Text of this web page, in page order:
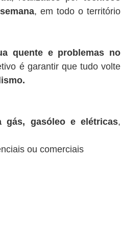
, em todo o território
quente e problemas no
é garantir que tudo volte
gás, gasóleo e elétricas,
ou comerciais